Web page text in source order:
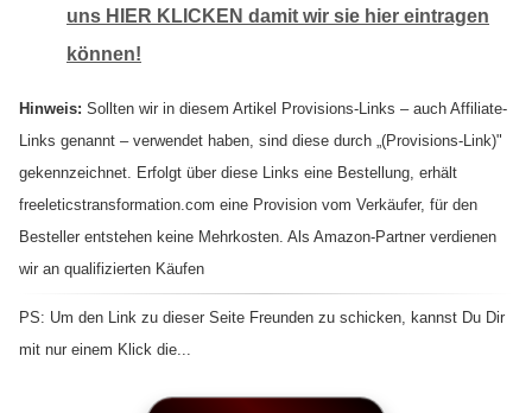
uns HIER KLICKEN damit wir sie hier eintragen
können!
Hinweis: Sollten wir in diesem Artikel Provisions-Links – auch Affiliate-
Links genannt – verwendet haben, sind diese durch „(Provisions-Link)"
gekennzeichnet. Erfolgt über diese Links eine Bestellung, erhält
freeleticstransformation.com eine Provision vom Verkäufer, für den
Besteller entstehen keine Mehrkosten. Als Amazon-Partner verdienen
wir an qualifizierten Käufen
PS: Um den Link zu dieser Seite Freunden zu schicken, kannst Du Dir
mit nur einem Klick die...